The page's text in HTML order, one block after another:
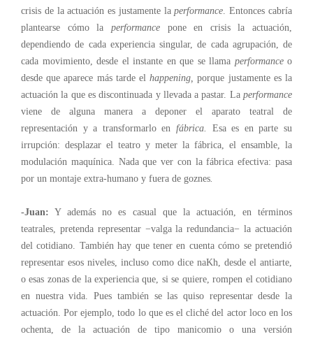
crisis de la actuación es justamente laperformance . Entonces cabría
plantearse cómo la performancepone en crisis la actuación,
dependiendo de cada experiencia singular, de cada agrupación, de
cada movimiento, desde el instante en que se llama performanceo
desde que aparece más tarde elhappening, porque justamente es la
actuación la que es discontinuada y llevada a pastar. La performance
viene de alguna manera a deponer el aparato teatral de
representación y a transformarlo en fábrica.
Esa es en parte su
irrupción: desplazar el teatro y meter la fábrica, el ensamble, la
modulación maquínica. Nada que ver con la fábrica efectiva: pasa
por un montaje extra-humano y fuera de goznes
-Juan: Y además no es casual que la actuación, en términos
teatrales, pretenda representar −valga la redundancia− la actuación
del cotidiano. También hay que tener en cuenta cómo se pretendió
representar esos niveles, incluso como dice naKh, desde el antiarte,
o esas zonas de la experiencia que, si se quiere, rompen el cotidiano
en nuestra vida. Pues también se las quiso representar desde la
actuación. Por ejemplo, todo lo que es el cliché del actor loco en los
ochenta, de la actuación de tipo manicomio o una versión